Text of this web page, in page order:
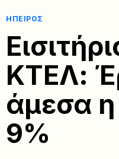
ΉΠΕΙΡΟΣ
ΚΤΕΛ:
άμεσα
9%